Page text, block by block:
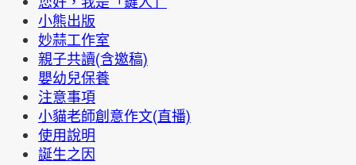
小熊出版
妙蒜工作室
親子共讀(含邀稿)
嬰幼兒保養
注意事項
小貓老師創意作文(直播)
使用說明
誕生之因